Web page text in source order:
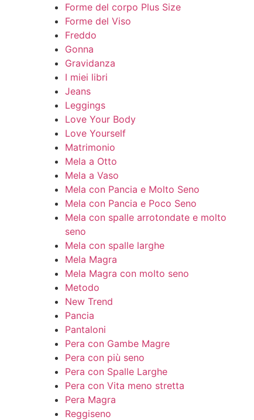
Forme del corpo Plus Size
Forme del Viso
Freddo
Gonna
Gravidanza
I miei libri
Jeans
Leggings
Love Your Body
Love Yourself
Matrimonio
Mela a Otto
Mela a Vaso
Mela con Pancia e Molto Seno
Mela con Pancia e Poco Seno
Mela con spalle arrotondate e molto
seno
Mela con spalle larghe
Mela Magra
Mela Magra con molto seno
Metodo
New Trend
Pancia
Pantaloni
Pera con Gambe Magre
Pera con più seno
Pera con Spalle Larghe
Pera con Vita meno stretta
Pera Magra
Reggiseno